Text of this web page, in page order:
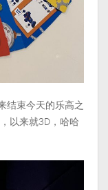
结束今天的乐高之
以来就3D，哈哈